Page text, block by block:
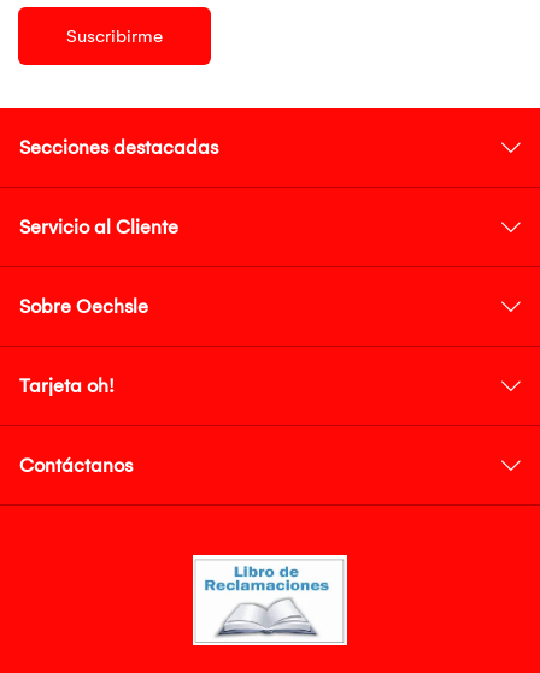
Suscribirme
Secciones destacadas
Servicio al Cliente
Sobre Oechsle
Tarjeta oh!
Contáctanos